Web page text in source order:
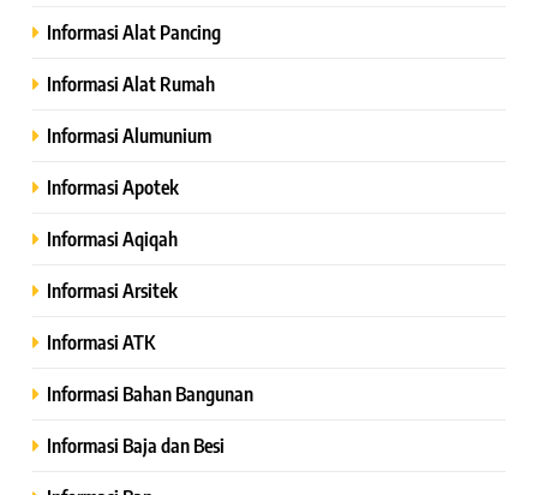
Informasi Alat Pancing
Informasi Alat Rumah
Informasi Alumunium
Informasi Apotek
Informasi Aqiqah
Informasi Arsitek
Informasi ATK
Informasi Bahan Bangunan
Informasi Baja dan Besi